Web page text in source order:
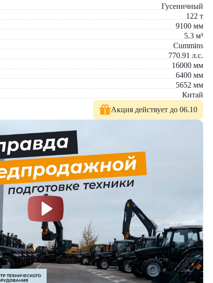
Гусеничный
122 т
9100 мм
5.3 м³
Cummins
770.91 л.с.
16000 мм
6400 мм
5652 мм
Китай
Акция действует до 06.10